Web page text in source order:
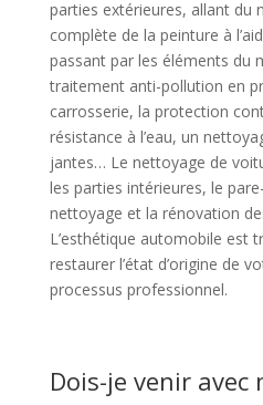
parties extérieures, allant du
complète de la peinture à
passant par les éléments du
traitement anti-pollution en
carrosserie, la protection
résistance à l’eau, un
jantes… Le nettoyage de
les parties intérieures, le
nettoyage et la rénovation
L’esthétique automobile est
restaurer l’état d’origine de
processus professionnel.
Dois-je venir avec